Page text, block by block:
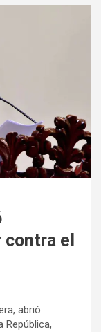
el
abrió
República,